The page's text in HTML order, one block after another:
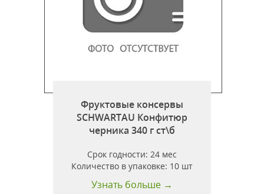
Фруктовые консервы
SCHWARTAU Конфитюр
черника 340 г ст\б
Срок годности:24 мес
Количество в упаковке: 10 шт
Узнать больше →